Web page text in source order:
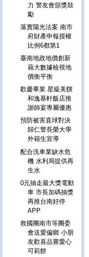
力 警友會頒獎鼓
勵
落實陽光法案 南市
府財產申報授權
比例6都第1
臺南地政地價創新
藉大數據檢視地
價衡平衡
歡慶畢業 星級美饌
和逸慕軒飯店推
謝師宴專屬優惠
預防被害直球對決
歸仁警長榮大學
外籍生宣導
配合洗車業缺水危
機 水利局提供再
生水
0元抽走最大獎電動
車 市長加碼抽獎
再推台南好停
APP
救國團南市等團委
會送愛偏鄉 小朋
友歡喜品嘗愛心
可莉餅